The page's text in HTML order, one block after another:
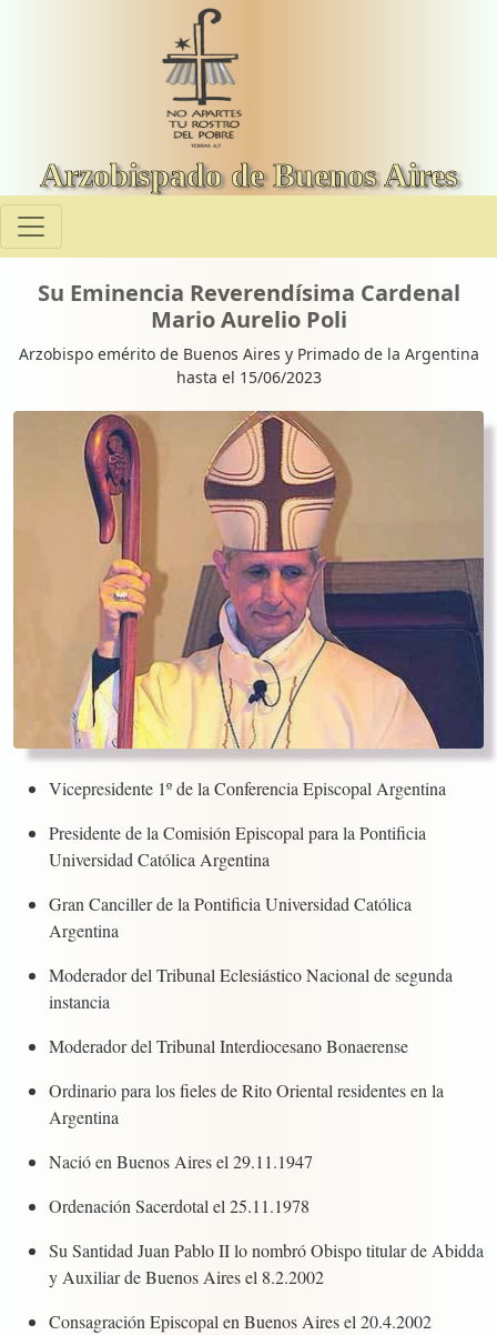
Arzobispado de Buenos Aires
Su Eminencia Reverendísima Cardenal
Mario Aurelio Poli
Arzobispo emérito de Buenos Aires y Primado de la Argentina
hasta el 15/06/2023
Vicepresidente 1º de la Conferencia Episcopal Argentina
Presidente de la Comisión Episcopal para la Pontificia
Universidad Católica Argentina
Gran Canciller de la Pontificia Universidad Católica
Argentina
Moderador del Tribunal Eclesiástico Nacional de segunda
instancia
Moderador del Tribunal Interdiocesano Bonaerense
Ordinario para los fieles de Rito Oriental residentes en la
Argentina
Nació en Buenos Aires el 29.11.1947
Ordenación Sacerdotal el 25.11.1978
Su Santidad Juan Pablo II lo nombró Obispo titular de Abidda
y Auxiliar de Buenos Aires el 8.2.2002
Consagración Episcopal en Buenos Aires el 20.4.2002